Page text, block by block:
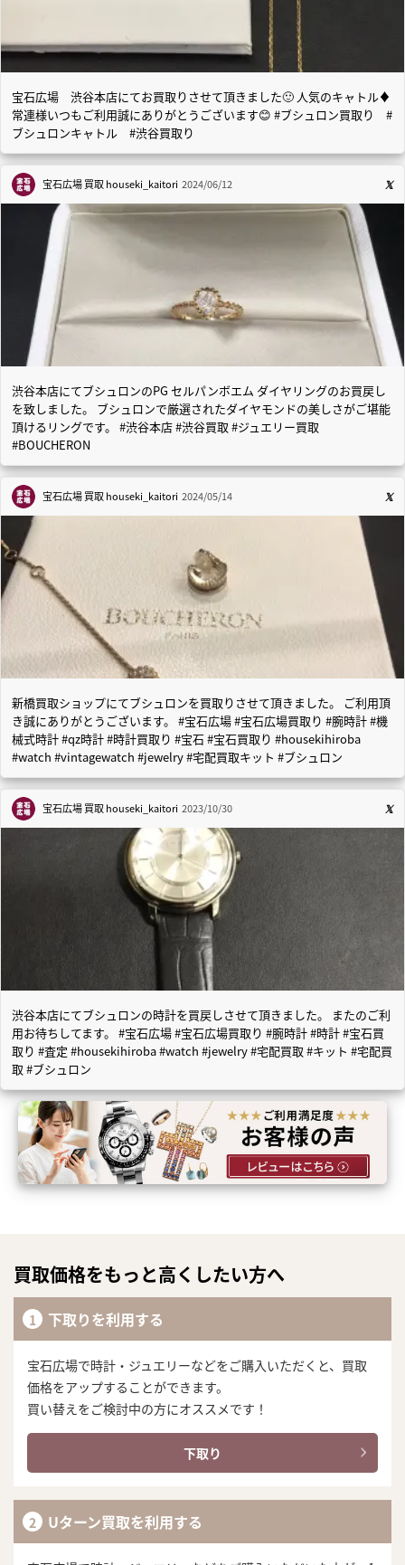
宝石広場 渋谷本店にてお買取りさせて頂きました🙂 人気のキャトル♦️
常連様いつもご利用誠にありがとうございます😊 #ブシュロン買取り #
ブシュロンキャトル #渋谷買取り
宝石広場 買取houseki_kaitori 2024/06/12
渋谷本店にてブシュロンのPG セルパンボエム ダイヤリングのお買戻し
を致しました。 ブシュロンで厳選されたダイヤモンドの美しさがご堪能
頂けるリングです。 #渋谷本店 #渋谷買取 #ジュエリー買取
#BOUCHERON
宝石広場 買取houseki_kaitori 2024/05/14
新橋買取ショップにてブシュロンを買取りさせて頂きました。 ご利用頂
き誠にありがとうございます。 #宝石広場 #宝石広場買取り #腕時計 #機
械式時計 #qz時計 #時計買取り #宝石 #宝石買取り #housekihiroba
#watch #vintagewatch #jewelry #宅配買取キット #ブシュロン
宝石広場 買取houseki_kaitori 2023/10/30
渋谷本店にてブシュロンの時計を買戻しさせて頂きました。 またのご利
用お待ちしてます。 #宝石広場 #宝石広場買取り #腕時計 #時計 #宝石買
取り #査定 #housekihiroba #watch #jewelry #宅配買取 #キット #宅配買
取 #ブシュロン
買取価格をもっと高くしたい方へ
下取りを利用する
宝石広場で時計・ジュエリーなどをご購入いただくと、買取
価格をアップすることができます。
買い替えをご検討中の方にオススメです！
下取り
Uターン買取を利用する